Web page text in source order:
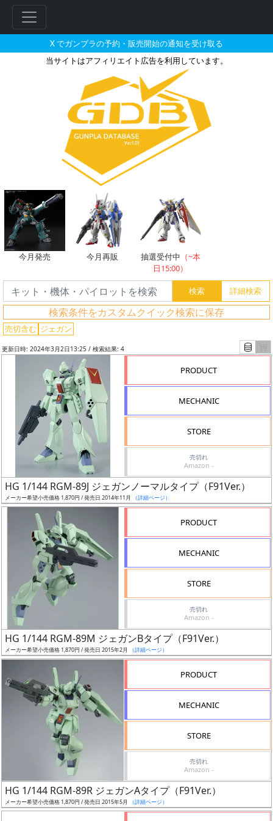
X でガンプラの予約・販売開始の通知を受け取る
当サイトはアフィリエイト広告を利用しています。
ジェガンのガンプラの販売・再
今月発売 今月再販 抽選受付中 （~本
日15:00）
検索条件をカスタムクイック検索に保存
売切含む ジェガン
リ
ワ
索
グ
ー
ル
シ
リ
ー
タ
状
況
更新日時: 2024年3月2日13:25 / 検索結果: 4
PRODUCT
MECHANIC
STORE
売切れ
Amazon -
HG 1/144 RGM-89J ジェガンノーマルタイプ（F91Ver.）
メーカー希望小売価格 1,870円 / 発売日 2014年11月 （詳細ページ）
PRODUCT
MECHANIC
STORE
売切れ
Amazon -
HG 1/144 RGM-89M ジェガンBタイプ（F91Ver.）
メーカー希望小売価格 1,870円 / 発売日 2015年2月 （詳細ページ）
PRODUCT
MECHANIC
STORE
売切れ
Amazon -
HG 1/144 RGM-89R ジェガンAタイプ（F91Ver.）
メーカー希望小売価格 1,870円 / 発売日 2015年5月 （詳細ページ）